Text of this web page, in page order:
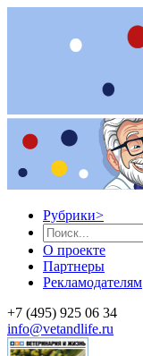
Рубрики>
О проекте
Партнеры
Рекламодателям
+7 (495) 925 06 34
info@vetandlife.ru